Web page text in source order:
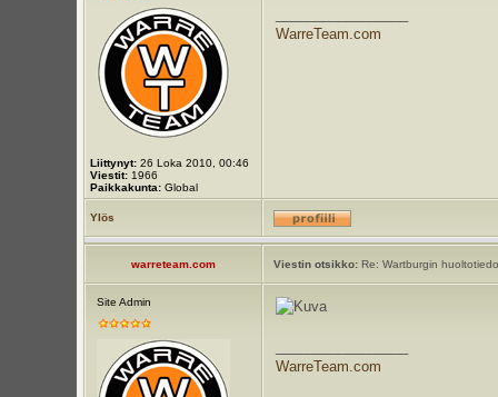
Liittynyt:26 Loka 2010, 00:46
Viestit:1966
Paikkakunta:Global
WarreTeam.com
Ylös
warreteam.com Viestin otsikko:Re: Wartburgin
Site Admin
WarreTeam.com